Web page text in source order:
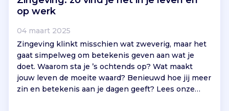
op werk
04 maart 2025
Zingeving klinkt misschien wat zweverig, maar het
gaat simpelweg om betekenis geven aan wat je
doet. Waarom sta je ’s ochtends op? Wat maakt
jouw leven de moeite waard? Benieuwd hoe jij meer
zin en betekenis aan je dagen geeft? Lees onze